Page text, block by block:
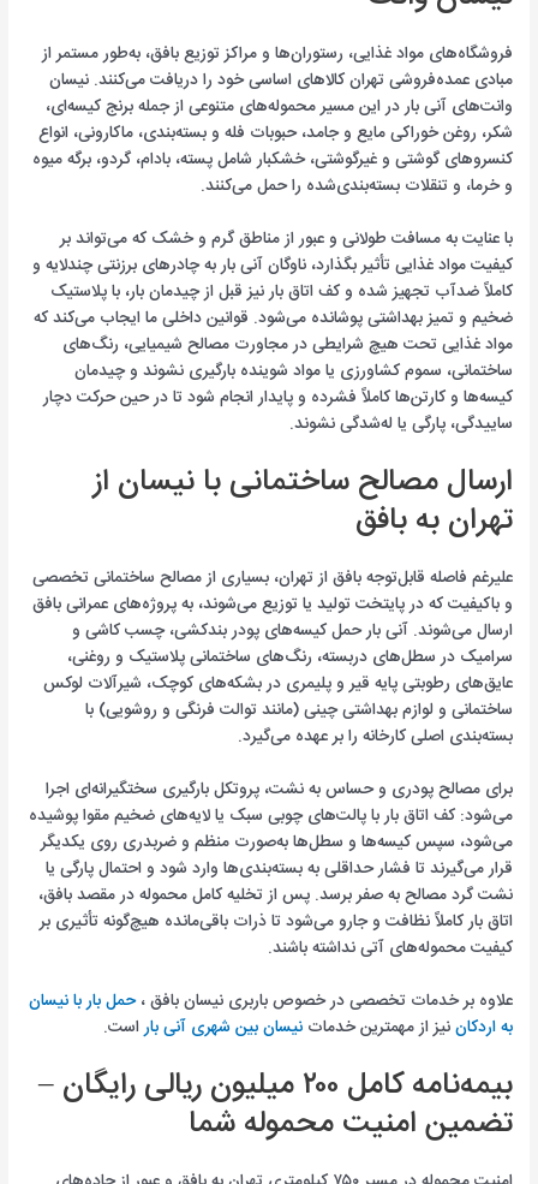
فروشگاه‌های مواد غذایی، رستوران‌ها و مراکز توزیع بافق، به‌طور مستمر از
مبادی عمده‌فروشی تهران کالاهای اساسی خود را دریافت می‌کنند. نیسان
وانت‌های آنی بار در این مسیر محموله‌های متنوعی از جمله برنج کیسه‌ای،
شکر، روغن خوراکی مایع و جامد، حبوبات فله و بسته‌بندی، ماکارونی، انواع
کنسروهای گوشتی و غیرگوشتی، خشکبار شامل پسته، بادام، گردو، برگه میوه
و خرما، و تنقلات بسته‌بندی‌شده را حمل می‌کنند.
با عنایت به مسافت طولانی و عبور از مناطق گرم و خشک که می‌تواند بر
کیفیت مواد غذایی تأثیر بگذارد، ناوگان آنی بار به چادرهای برزنتی چندلایه و
کاملاً ضدآب تجهیز شده و کف اتاق بار نیز قبل از چیدمان بار، با پلاستیک
ضخیم و تمیز بهداشتی پوشانده می‌شود. قوانین داخلی ما ایجاب می‌کند که
مواد غذایی تحت هیچ شرایطی در مجاورت مصالح شیمیایی، رنگ‌های
ساختمانی، سموم کشاورزی یا مواد شوینده بارگیری نشوند و چیدمان
کیسه‌ها و کارتن‌ها کاملاً فشرده و پایدار انجام شود تا در حین حرکت دچار
ساییدگی، پارگی یا له‌شدگی نشوند.
ارسال مصالح ساختمانی با نیسان از
تهران به بافق
علیرغم فاصله قابل‌توجه بافق از تهران، بسیاری از مصالح ساختمانی تخصصی
و باکیفیت که در پایتخت تولید یا توزیع می‌شوند، به پروژه‌های عمرانی بافق
ارسال می‌شوند. آنی بار حمل کیسه‌های پودر بندکشی، چسب کاشی و
سرامیک در سطل‌های دربسته، رنگ‌های ساختمانی پلاستیک و روغنی،
عایق‌های رطوبتی پایه قیر و پلیمری در بشکه‌های کوچک، شیرآلات لوکس
ساختمانی و لوازم بهداشتی چینی (مانند توالت فرنگی و روشویی) با
بسته‌بندی اصلی کارخانه را بر عهده می‌گیرد.
برای مصالح پودری و حساس به نشت، پروتکل بارگیری سختگیرانه‌ای اجرا
می‌شود: کف اتاق بار با پالت‌های چوبی سبک یا لایه‌های ضخیم مقوا پوشیده
می‌شود، سپس کیسه‌ها و سطل‌ها به‌صورت منظم و ضربدری روی یکدیگر
قرار می‌گیرند تا فشار حداقلی به بسته‌بندی‌ها وارد شود و احتمال پارگی یا
نشت گرد مصالح به صفر برسد. پس از تخلیه کامل محموله در مقصد بافق،
اتاق بار کاملاً نظافت و جارو می‌شود تا ذرات باقی‌مانده هیچ‌گونه تأثیری بر
کیفیت محموله‌های آتی نداشته باشند.
علاوه بر خدمات تخصصی در خصوص باربری نیسان بافق ،حمل بار با نیسان
به اردکاننیز از مهمترین خدماتنیسان بین شهری آنی بار است.
بیمه‌نامه کامل ۲۰۰ میلیون ریالی رایگان –
تضمین امنیت محموله شما